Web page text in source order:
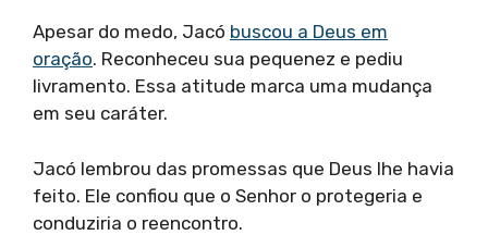
Apesar do medo, Jacó buscou a Deus em
oração. Reconheceu sua pequenez e pediu
livramento. Essa atitude marca uma mudança
em seu caráter.
Jacó lembrou das promessas que Deus lhe havia
feito. Ele confiou que o Senhor o protegeria e
conduziria o reencontro.